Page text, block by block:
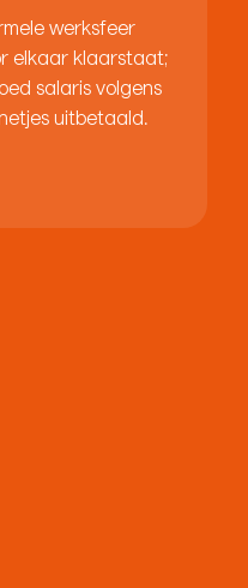
werksfeer
elkaar klaarstaat;
salaris volgens
uitbetaald.